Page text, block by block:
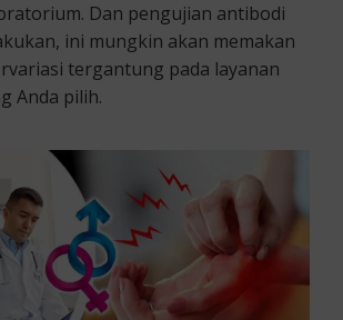
Dan pengujian antibodi
ini mungkin akan memakan
tergantung pada layanan
Anda pilih.